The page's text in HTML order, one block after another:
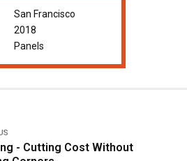
San Francisco
2018
Panels
- Cutting Cost Without